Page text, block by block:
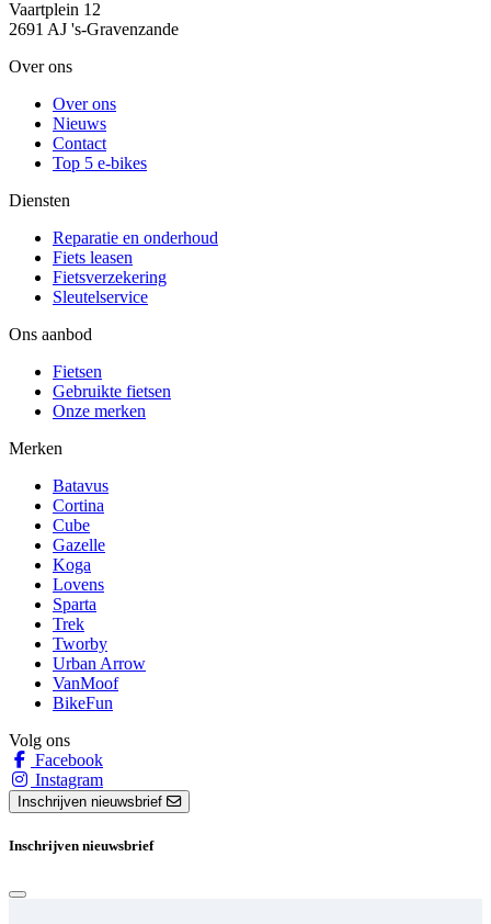
Vaartplein 12
2691 AJ 's-Gravenzande
Over ons
Over ons
Nieuws
Contact
Top 5 e-bikes
Diensten
Reparatie en onderhoud
Fiets leasen
Fietsverzekering
Sleutelservice
Ons aanbod
Fietsen
Gebruikte fietsen
Onze merken
Merken
Batavus
Cortina
Cube
Gazelle
Koga
Lovens
Sparta
Trek
Tworby
Urban Arrow
VanMoof
BikeFun
Volg ons
Facebook
Instagram
Inschrijven nieuwsbrief
Inschrijven nieuwsbrief